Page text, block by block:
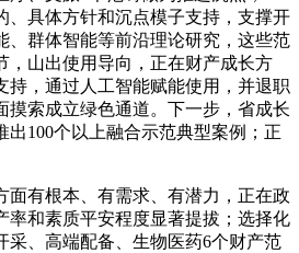
、具体方针和沉点模子支持，支撑开
、群体智能等前沿理论研究，这些范
，山出使用导向，正在财产成长方
持，通过人工智能赋能使用，并退职
摸索成立绿色通道。下一步，省成长
出100个以上融合示范典型案例；正
有根本、有需求、有潜力，正在政
率和素质平安程度显著提拔；选择化
采、高端配备、生物医药6个财产范